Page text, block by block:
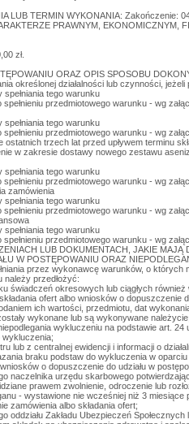
LUB TERMIN WYKONANIA: Zakończenie:
PRAWNYM, EKONOMICZNYM,
zł.
ORAZ OPIS SPOSOBU
określonej działalności lub czynności,
tego warunku
przedmiotowego warunku - wg
tego warunku
przedmiotowego warunku - wg
trzech lat przed upływem terminu
w zakresie dostawy nowego zestawu
tego warunku
przedmiotowego warunku - wg
zamówienia
tego warunku
przedmiotowego warunku - wg
tego warunku
przedmiotowego warunku - wg
LUB DOKUMENTACH, JAKIE
W POSTĘPOWANIU ORAZ
przez wykonawcę warunków, o
należy przedłożyć:
świadczeń okresowych lub ciągłych
ofert albo wniosków o dopuszczenie
ich wartości, przedmiotu, dat
wykonane lub są wykonywane należycie;
wykluczeniu na podstawie art. 24
lub z centralnej ewidencji i informacji o
braku podstaw do wykluczenia w
o dopuszczenie do udziału w
naczelnika urzędu skarbowego
prawem zwolnienie, odroczenie lub
- wystawione nie wcześniej niż 3
zamówienia albo składania ofert;
oddziału Zakładu Ubezpieczeń